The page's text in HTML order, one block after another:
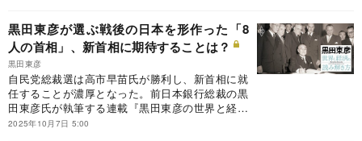
解説する国債の格付けの意味と、日本国債の“格下
げリスク”の現実味は？
黒田東彦が選ぶ戦後の日本を形作った「8
人の首相」、新首相に期待することは？
黒田東彦
自民党総裁選は高市早苗氏が勝利し、新首相に就
任することが濃厚となった。前日本銀行総裁の黒
田東彦氏が執筆する連載『黒田東彦の世界と経済
の読み解き方』の今回のテーマは、戦後の日本を
2025年10月7日 5:00